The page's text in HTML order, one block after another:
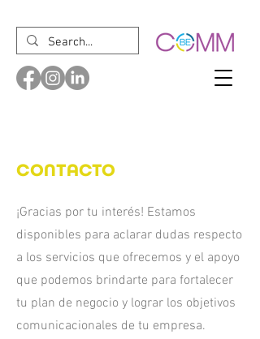
CONTACTO
¡Gracias por tu interés! Estamos
disponibles para aclarar dudas respecto
a los servicios que ofrecemos y el apoyo
que podemos brindarte para fortalecer
tu plan de negocio y lograr los objetivos
comunicacionales de tu empresa.